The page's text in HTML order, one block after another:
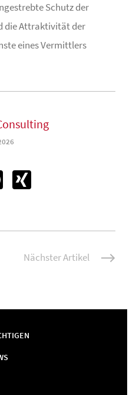
Schutz der
die Attraktivität der
eines Vermittlers
Facebook
Nächster Artikel